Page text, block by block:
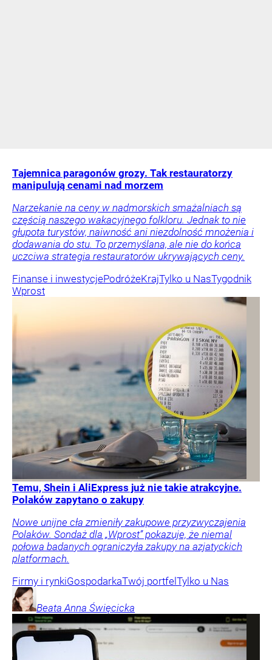
Tajemnica paragonów grozy. Tak restauratorzy
manipulują cenami nad morzem
Narzekanie na ceny w nadmorskich smażalniach są
częścią naszego wakacyjnego folkloru. Jednak to nie
głupota turystów, naiwność ani niezdolność mnożenia i
dodawania do stu. To przemyślana, ale nie do końca
uczciwa strategia restauratorów ukrywających ceny.
Finanse i inwestycjePodróżeKrajTylko u NasTygodnik
Wprost
Temu, Shein i AliExpress już nie takie atrakcyjne.
Polaków zapytano o zakupy
Nowe unijne cła zmieniły zakupowe przyzwyczajenia
Polaków. Sondaż dla „Wprost” pokazuje, że niemal
połowa badanych ograniczyła zakupy na azjatyckich
platformach.
Firmy i rynkiGospodarkaTwój portfel Tylko u Nas
Beata Anna Święcicka